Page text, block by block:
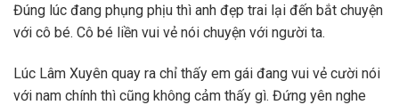
Đúng lúc đang phụng phịu thì anh đẹp trai lại đến bắt chuyện
với cô bé. Cô bé liền vui vẻ nói chuyện với người ta.
Lúc Lâm Xuyên quay ra chỉ thấy em gái đang vui vẻ cười nói
với nam chính thì cũng không cảm thấy gì. Đứng yên nghe